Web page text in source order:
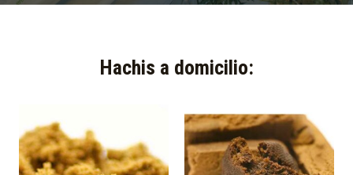
Hachis a domicilio:​